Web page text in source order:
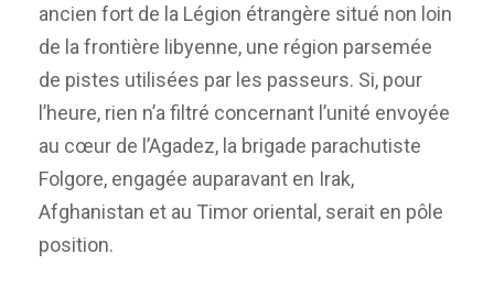
ancien fort de la Légion étrangère situé non loin
de la frontière libyenne, une région parsemée
de pistes utilisées par les passeurs. Si, pour
l’heure, rien n’a filtré concernant l’unité envoyée
au cœur de l’Agadez, la brigade parachutiste
Folgore, engagée auparavant en Irak,
Afghanistan et au Timor oriental, serait en pôle
position.